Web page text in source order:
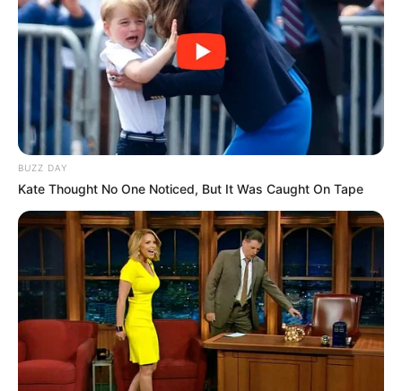
BUZZ DAY
Kate Thought No One Noticed, But It Was Caught On Tape